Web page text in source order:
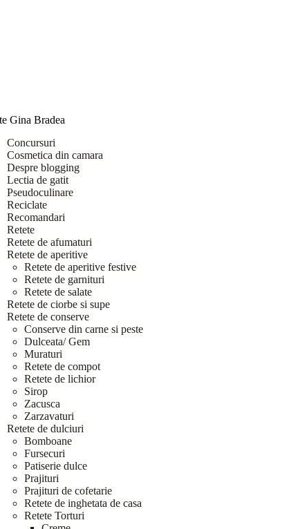
Gina Bradea
Concursuri
Cosmetica din camara
Despre blogging
Lectia de gatit
Pseudoculinare
Reciclate
Recomandari
Retete
Retete de afumaturi
Retete de aperitive
Retete de aperitive festive
Retete de garnituri
Retete de salate
Retete de ciorbe si supe
Retete de conserve
Conserve din carne si peste
Dulceata/ Gem
Muraturi
Retete de compot
Retete de lichior
Sirop
Zacusca
Zarzavaturi
Retete de dulciuri
Bomboane
Fursecuri
Patiserie dulce
Prajituri
Prajituri de cofetarie
Retete de inghetata de casa
Retete Torturi